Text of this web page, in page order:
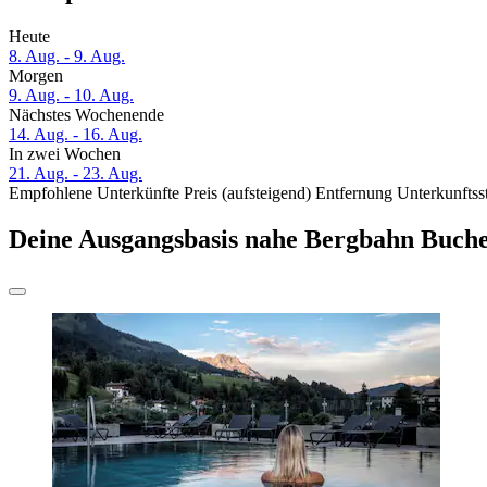
Heute
8. Aug. - 9. Aug.
Morgen
9. Aug. - 10. Aug.
Nächstes Wochenende
14. Aug. - 16. Aug.
In zwei Wochen
21. Aug. - 23. Aug.
Empfohlene Unterkünfte Preis (aufsteigend) Entfernung
Deine Ausgangsbasis nahe Bergbahn